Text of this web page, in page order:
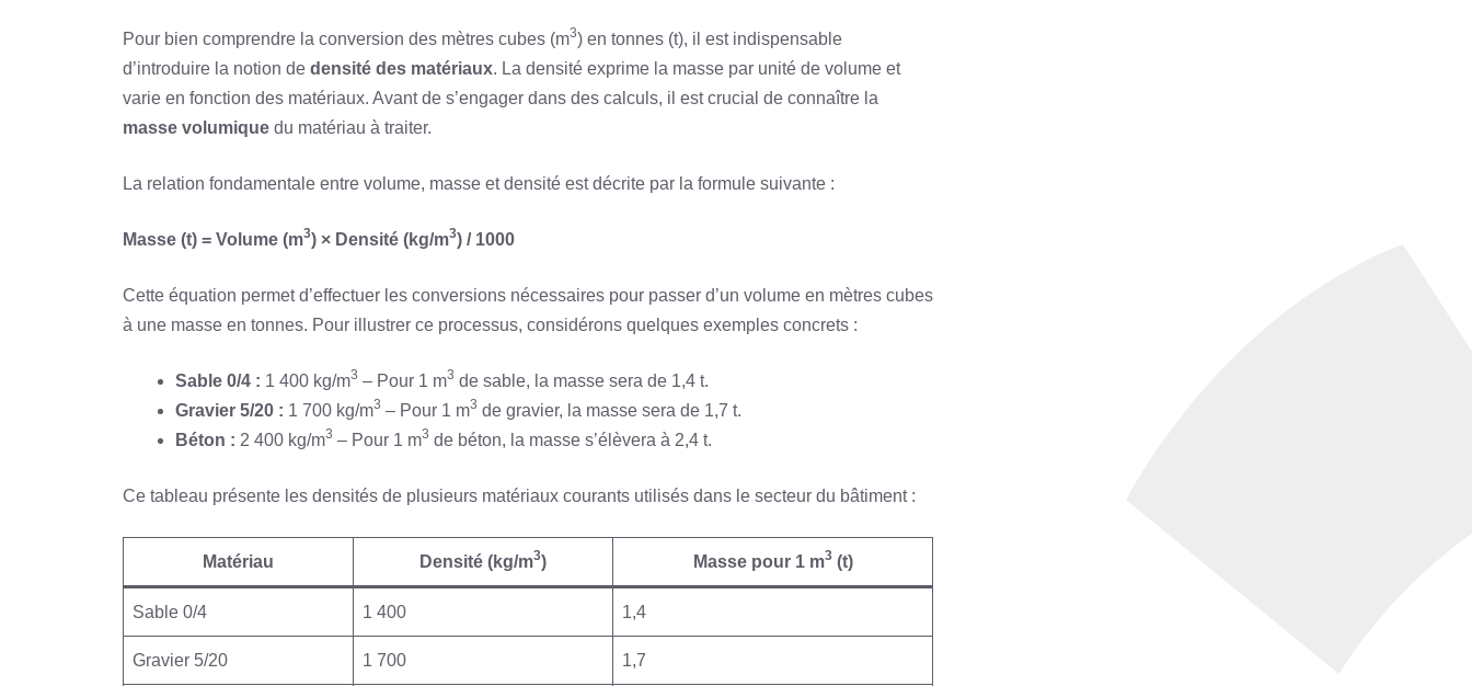
Pour bien comprendre la conversion des mètres cubes (m3) en tonnes (t), il est indispensable
d’introduire la notion de densité des matériaux. La densité exprime la masse par unité de volume et
varie en fonction des matériaux. Avant de s’engager dans des calculs, il est crucial de connaître la
masse volumique du matériau à traiter.
La relation fondamentale entre volume, masse et densité est décrite par la formule suivante :
Masse (t) = Volume (m3) × Densité (kg/m3) / 1000
Cette équation permet d’effectuer les conversions nécessaires pour passer d’un volume en mètres cubes
à une masse en tonnes. Pour illustrer ce processus, considérons quelques exemples concrets :
Sable 0/4 : 1 400 kg/m3 – Pour 1 m3 de sable, la masse sera de 1,4 t.
Gravier 5/20 : 1 700 kg/m3 – Pour 1 m3 de gravier, la masse sera de 1,7 t.
Béton : 2 400 kg/m3 – Pour 1 m3 de béton, la masse s’élèvera à 2,4 t.
Ce tableau présente les densités de plusieurs matériaux courants utilisés dans le secteur du bâtiment :
Matériau Densité (kg/m3) Masse pour 1 m3(t)
Sable 0/4 1 400 1,4
Gravier 5/20 1 700 1,7